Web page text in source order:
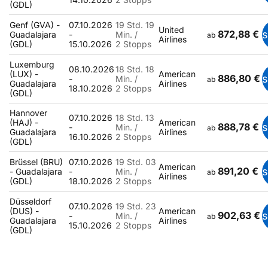
(GDL)
Genf (GVA) -
Guadalajara
(GDL)
07.10.2026
-
15.10.2026
19 Std. 19
Min. /
2 Stopps
United
Airlines
ab 872,88 €
Luxemburg
(LUX) -
Guadalajara
(GDL)
08.10.2026
-
18.10.2026
18 Std. 18
Min. /
2 Stopps
American
Airlines
ab 886,80 €
Hannover
(HAJ) -
Guadalajara
(GDL)
07.10.2026
-
16.10.2026
18 Std. 13
Min. /
2 Stopps
American
Airlines
ab 888,78 €
Brüssel (BRU)
- Guadalajara
(GDL)
07.10.2026
-
18.10.2026
19 Std. 03
Min. /
2 Stopps
American
Airlines
ab 891,20 €
Düsseldorf
(DUS) -
Guadalajara
(GDL)
07.10.2026
-
15.10.2026
19 Std. 23
Min. /
2 Stopps
American
Airlines
ab 902,63 €